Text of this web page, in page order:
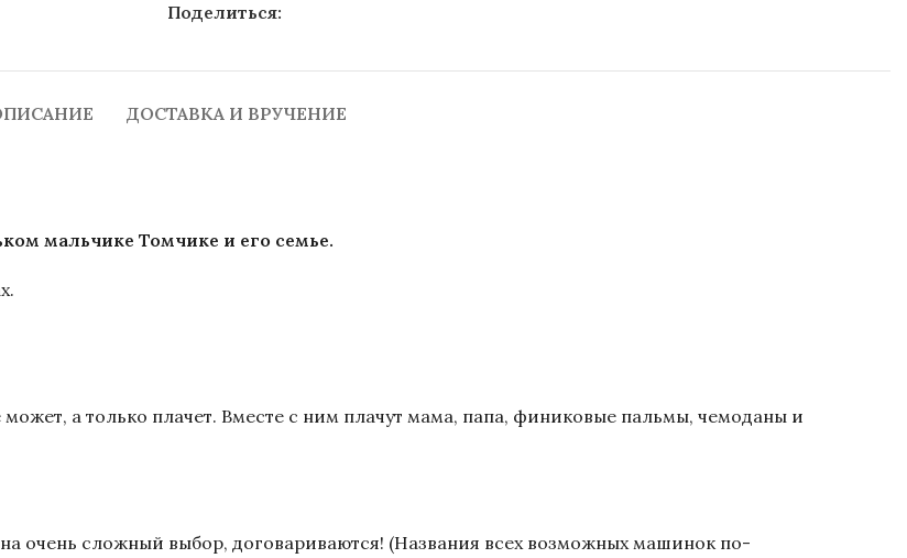
Поделиться:
ДОСТАВКА И ВРУЧЕНИЕ
мальчике Томчике и его семье.
может, а только плачет. Вместе с ним плачут мама, папа, финиковые пальмы, чемоданы и
очень сложный выбор, договариваются! (Названия всех возможных машинок по-